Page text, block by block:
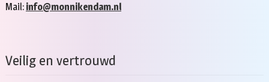
Mail: info@monnikendam.nl
Veilig en vertrouwd